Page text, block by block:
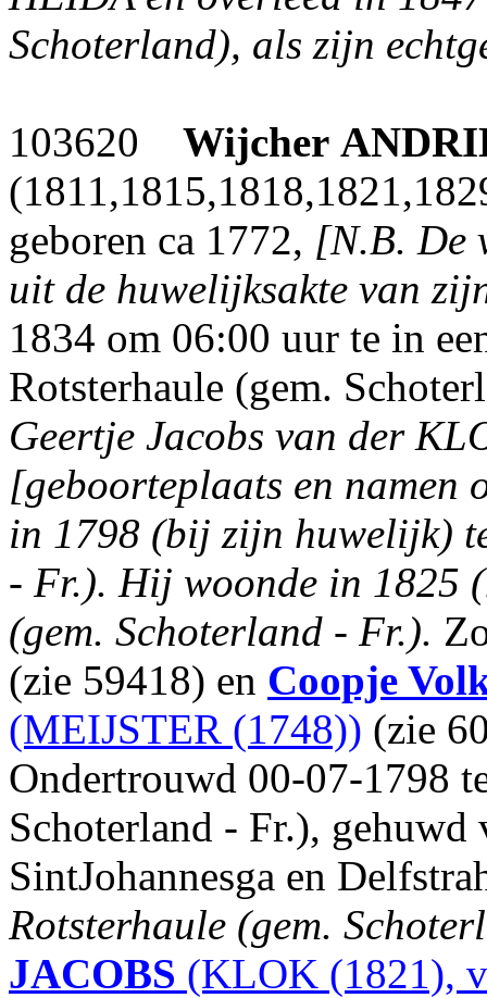
Schoterland), als zijn
103620 Wijcher
geboren ca 1772, [N.B. De
uit de huwelijksakte van
1834 om 06:00 uur te in
Rotsterhaule (gem.
Geertje Jacobs van der
[geboorteplaats en namen
in 1798 (bij zijn huwelijk)
- Fr.). Hij woonde in 1825
(gem. Schoterland - Fr.).
(zie 59418) en Coopje
(MEIJSTER (1748)) (zie
Ondertrouwd 00-07-1798
Schoterland - Fr.),
SintJohannesga en
Rotsterhaule (gem.
JACOBS (KLOK (1821),